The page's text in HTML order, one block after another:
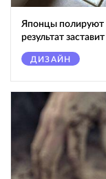
Японцы полируют
результат
ДИЗАЙН